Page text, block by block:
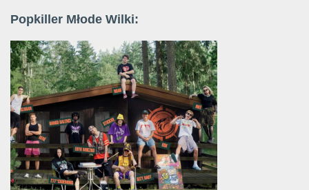
Popkiller Młode Wilki: